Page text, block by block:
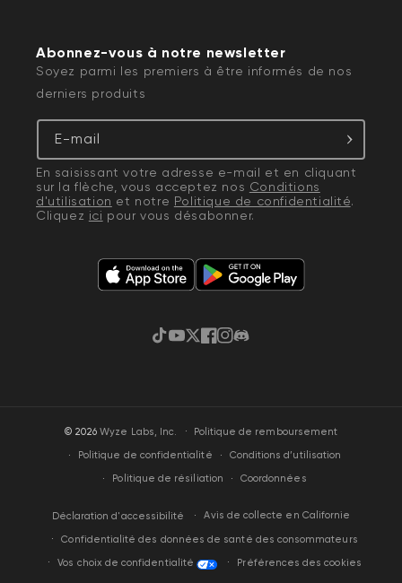
Abonnez-vous à notre newsletter
Soyez parmi les premiers à être informés de nos
derniers produits
E-mail
En saisissant votre adresse e-mail et en cliquant
sur la flèche, vous acceptez nos Conditions
d'utilisation et notre Politique de confidentialité.
Cliquez ici pour vous désabonner.
TikTokYouTube
Gazouillement
Facebook
Instagram
Discorde
© 2026Wyze Labs, Inc. ·
Politique de remboursement
Politique de confidentialité
Conditions d’utilisation
Politique de résiliation
Coordonnées
Déclaration d'accessibilité Avis de collecte en Californie
Confidentialité des données de santé des consommateurs
Vos choix de confidentialité
Préférences des cookies